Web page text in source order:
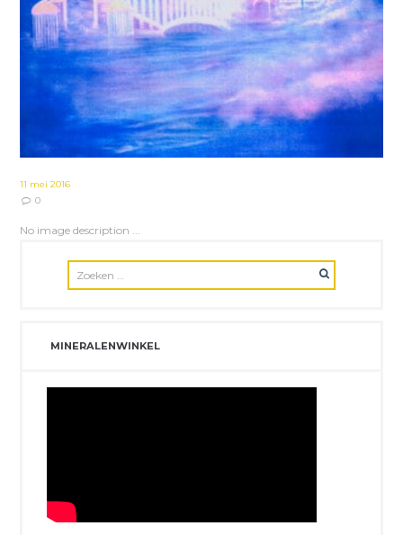
11 mei 2016
0
No image description ...
MINERALENWINKEL